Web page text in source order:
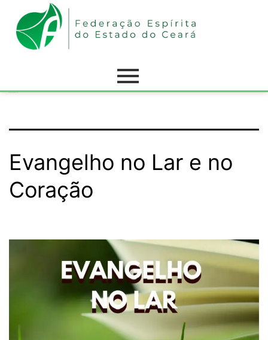
Evangelho no Lar e no
Coração